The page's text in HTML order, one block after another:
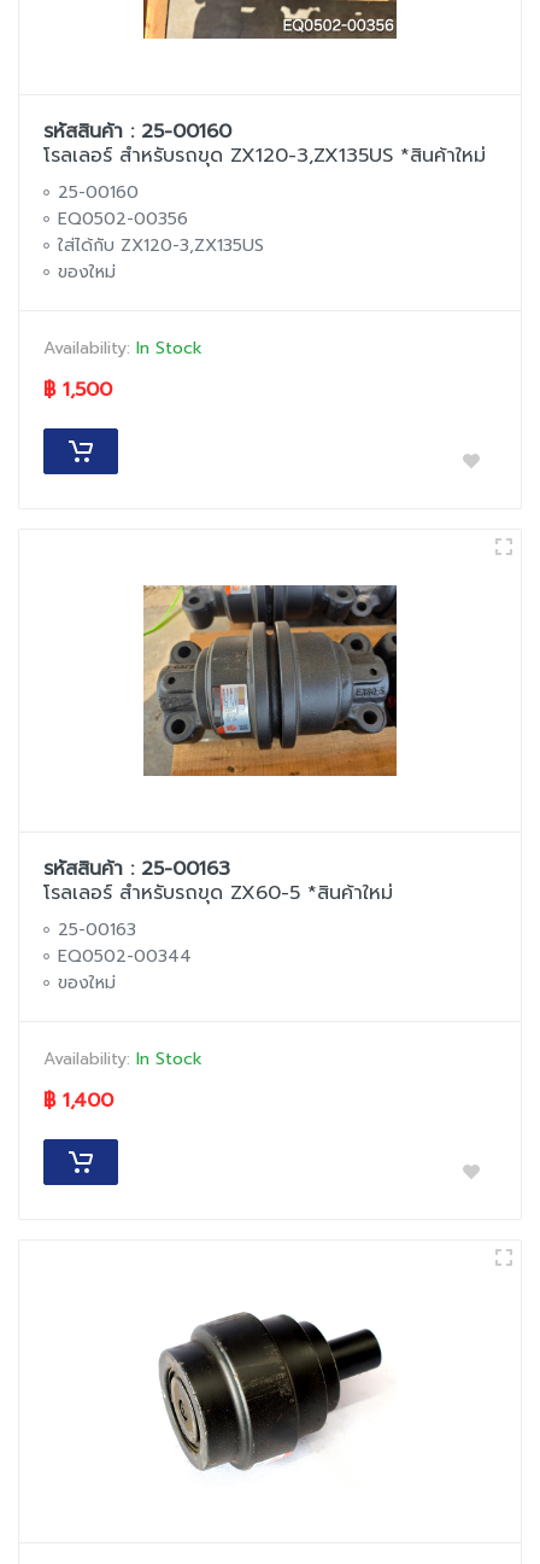
รหัสสินค้า : 25-00160
โรลเลอร์ สำหรับรถขุด ZX120-3,ZX135US *สินค้าใหม่
25-00160
EQ0502-00356
ใส่ได้กับ ZX120-3,ZX135US
ของใหม่
Availability: In Stock
฿ 1,500
รหัสสินค้า : 25-00163
โรลเลอร์ สำหรับรถขุด ZX60-5 *สินค้าใหม่
25-00163
EQ0502-00344
ของใหม่
Availability: In Stock
฿ 1,400